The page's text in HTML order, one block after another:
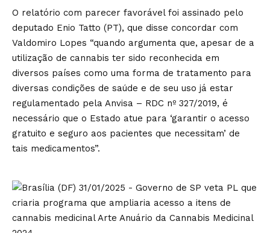
O relatório com parecer favorável foi assinado pelo
deputado Enio Tatto (PT), que disse concordar com
Valdomiro Lopes “quando argumenta que, apesar de a
utilização de cannabis ter sido reconhecida em
diversos países como uma forma de tratamento para
diversas condições de saúde e de seu uso já estar
regulamentado pela Anvisa – RDC nº 327/2019, é
necessário que o Estado atue para ‘garantir o acesso
gratuito e seguro aos pacientes que necessitam’ de
tais medicamentos”.